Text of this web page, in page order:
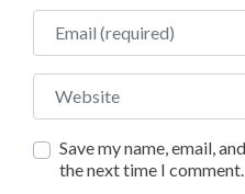
Email
Website
Save my name, email,
the next time I comment.